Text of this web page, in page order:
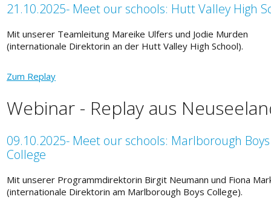
21.10.2025- Meet our schools: Hutt Valley High
Mit unserer Teamleitung Mareike Ulfers und Jodie Murden
(internationale Direktorin an der Hutt Valley High School).
Zum Replay
Webinar - Replay aus
09.10.2025- Meet our schools: Marlborough Boys
College
Mit unserer Programmdirektorin Birgit Neumann und Fiona
(internationale Direktorin am Marlborough Boys College).